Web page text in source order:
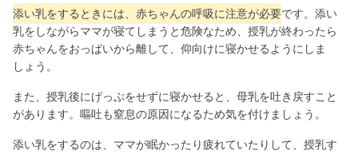
添い乳をするときには、赤ちゃんの呼吸に注意が必要です。添い
乳をしながらママが寝てしまうと危険なため、授乳が終わったら
赤ちゃんをおっぱいから離して、仰向けに寝かせるようにしま
しょう。
また、授乳後にげっぷをせずに寝かせると、母乳を吐き戻すこと
があります。嘔吐も窒息の原因になるため気を付けましょう。
添い乳をするのは、ママが眠かったり疲れていたりして、授乳す